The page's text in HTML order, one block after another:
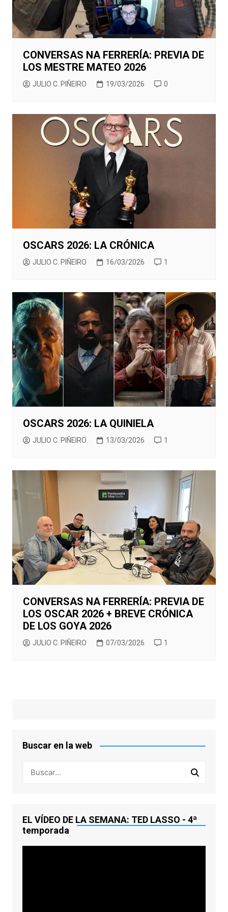
CONVERSAS NA FERRERÍA: PREVIA DE
LOS MESTRE MATEO 2026
JULIO C. PIÑEIRO 19/03/2026 0
OSCARS 2026: LA CRÓNICA
JULIO C. PIÑEIRO 16/03/2026 1
OSCARS 2026: LA QUINIELA
JULIO C. PIÑEIRO 13/03/2026 1
CONVERSAS NA FERRERÍA: PREVIA DE
LOS OSCAR 2026 + BREVE CRÓNICA
DE LOS GOYA 2026
JULIO C. PIÑEIRO 07/03/2026 1
Buscar en la web
EL VÍDEO DE LA SEMANA: TED LASSO - 4ª
temporada